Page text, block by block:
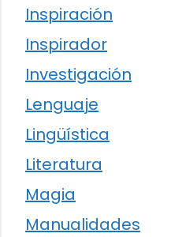
Inspiración
Inspirador
Investigación
Lenguaje
Lingüística
Literatura
Magia
Manualidades